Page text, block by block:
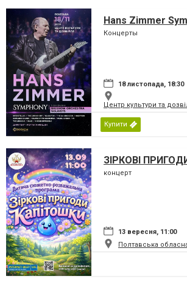
Hans Zimmer
Концерты
18 листопада, 18:30
Центр культури та
Купити
ЗІРКОВІ
концерт
13 вересня, 11:00
Полтавська